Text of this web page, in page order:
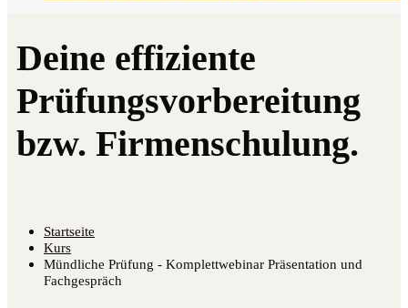
Startseite
Kurs
Mündliche Prüfung - Komplettwebinar Präsentation und
Fachgespräch